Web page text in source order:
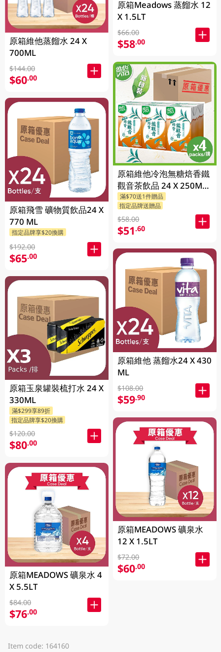
原箱維他蒸餾水 24 X
700ML
$144.00
$60.00
原箱飛雪 礦物質飲品24 X
770 ML
指定品牌享$20換購
$192.00
$65.00
原箱玉泉罐裝梳打水 24 X
330ML
滿$299享89折
指定品牌享$20換購
$120.00
$80.00
原箱MEADOWS 礦泉水 4
X 5.5LT
$84.00
$76.00
原箱Meadows 蒸餾水 12
X 1.5LT
$66.00
$58.00
原箱維他冷泡無糖焙香鐵
觀音茶飲品 24 X 250ML
(新舊包裝隨機發貨)
滿$70送1件贈品
指定品牌送贈品
$58.00
$51.60
原箱維他 蒸餾水24 X 430
ML
$108.00
$59.90
原箱MEADOWS 礦泉水
12 X 1.5LT
$72.00
$60.00
Item code: 164160